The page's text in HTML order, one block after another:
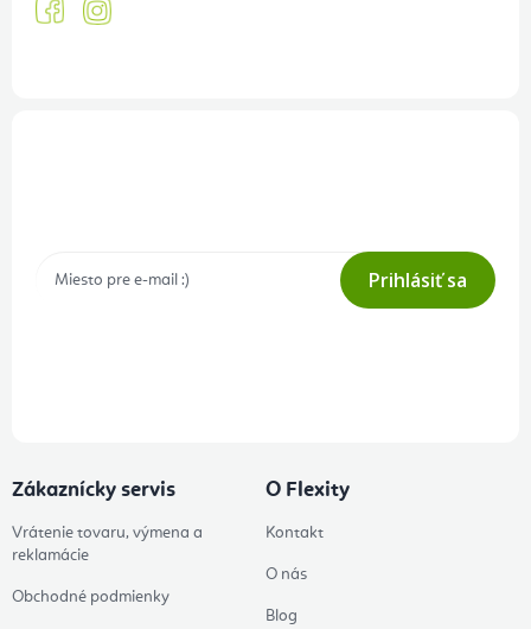
Prihlásiť sa
Zákaznícky servis
Vrátenie tovaru, výmena a
reklamácie
Obchodné podmienky
O Flexity
Kontakt
O nás
Blog